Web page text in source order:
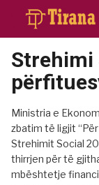
Strehimi
Ministria e
zbatim të ligjit
Strehimit Social
thirrjen për të
mbështetje